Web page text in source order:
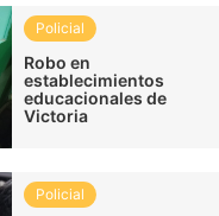
Policial
Robo en
establecimientos
educacionales de
Victoria
Policial